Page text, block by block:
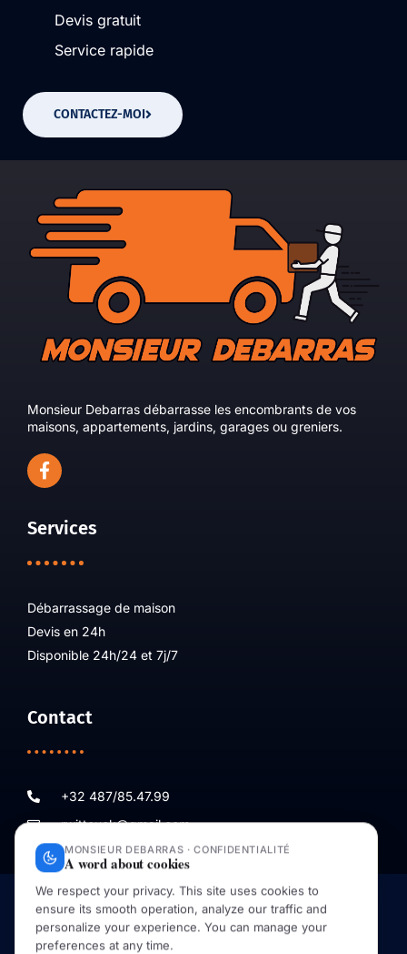
Devis gratuit
Service rapide
CONTACTEZ-MOI
Monsieur Debarras débarrasse les encombrants de vos
maisons, appartements, jardins, garages ou greniers.
Services
Débarrassage de maison
Devis en 24h
Disponible 24h/24 et 7j/7
Contact
+32 487/85.47.99
rwittouck@gmail.com
Site créé par Vandamme Web